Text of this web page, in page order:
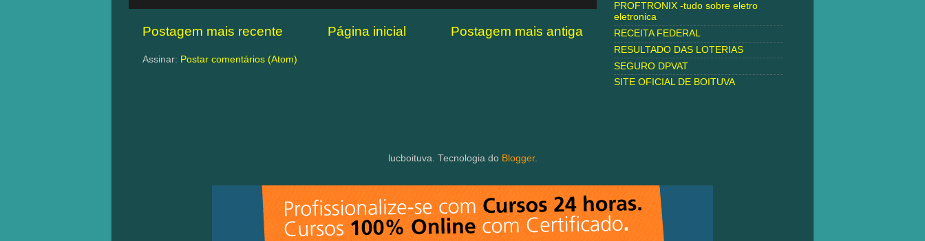
Postagem mais recente Postagem mais antiga
Página inicial
Assinar: Postar comentários (Atom)
PROFTRONIX -tudo sobre eletro
eletronica
RECEITA FEDERAL
RESULTADO DAS LOTERIAS
SEGURO DPVAT
SITE OFICIAL DE BOITUVA
lucboituva. Tecnologia do Blogger.